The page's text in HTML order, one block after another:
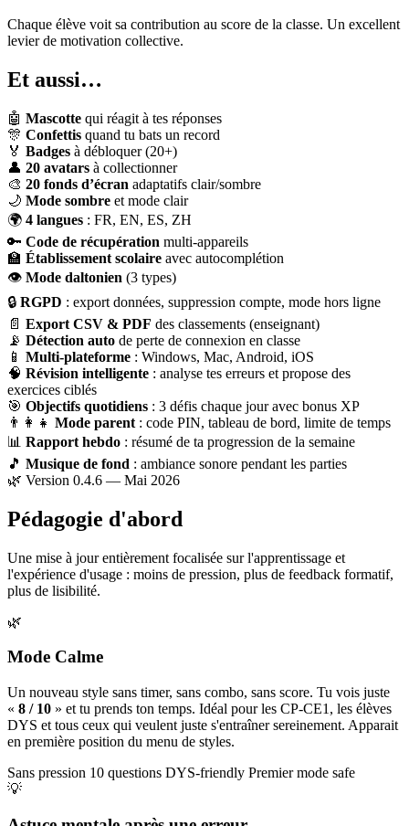
Chaque élève voit sa contribution au score de la classe. Un excellent
levier de motivation collective.
Et aussi…
🤖 Mascotte qui réagit à tes réponses
🎊 Confettis quand tu bats un record
🏅 Badges à débloquer (20+)
👤 20 avatars à collectionner
🎨 20 fonds d’écran adaptatifs clair/sombre
🌙 Mode sombre et mode clair
🌍 4 langues : FR, EN, ES, ZH
🔑 Code de récupération multi-appareils
🏫 Établissement scolaire avec autocomplétion
👁 Mode daltonien (3 types)
🔒 RGPD : export données, suppression compte, mode hors ligne
📄 Export CSV & PDF des classements (enseignant)
📡 Détection auto de perte de connexion en classe
📱 Multi-plateforme : Windows, Mac, Android, iOS
🧠 Révision intelligente : analyse tes erreurs et propose des
exercices ciblés
🎯 Objectifs quotidiens : 3 défis chaque jour avec bonus XP
👨‍👩‍👧 Mode parent : code PIN, tableau de bord, limite de temps
📊 Rapport hebdo : résumé de ta progression de la semaine
🎵 Musique de fond : ambiance sonore pendant les parties
🌿 Version 0.4.6 — Mai 2026
Pédagogie d'abord
Une mise à jour entièrement focalisée sur l'apprentissage et
l'expérience d'usage : moins de pression, plus de feedback formatif,
plus de lisibilité.
🌿
Mode Calme
Un nouveau style sans timer, sans combo, sans score. Tu vois juste
« 8 / 10 » et tu prends ton temps. Idéal pour les CP-CE1, les élèves
DYS et tous ceux qui veulent juste s'entraîner sereinement. Apparait
en première position du menu de styles.
Sans pression 10 questions DYS-friendly Premier mode safe
💡